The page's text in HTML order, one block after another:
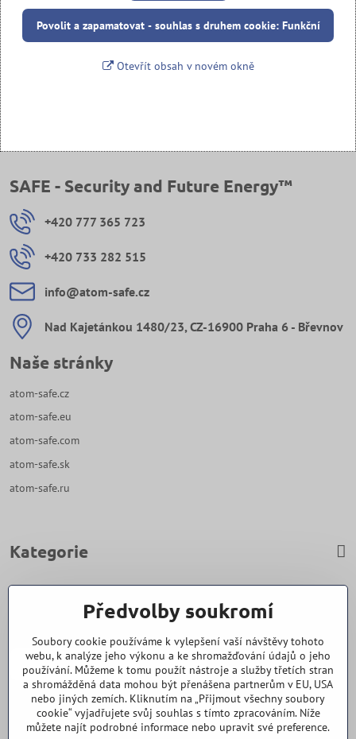
Povolit a zapamatovat - souhlas s druhem cookie: Funkční
Otevřít obsah v novém okně
SAFE - Security and Future Energy™
+420 777 365 723
+420 733 282 515
info​@atom-safe​.cz
Nad Kajetánkou 1480/23, CZ-16900 Praha 6 - Břevnov
Naše stránky
atom-safe.cz
atom-safe.eu
atom-safe.com
atom-safe.sk
atom-safe.ru
Kategorie
Zavoláme Vám zpět
Váš telefon
Odeslat
Předvolby soukromí
Soubory cookie používáme k vylepšení vaší návštěvy tohoto
webu, k analýze jeho výkonu a ke shromažďování údajů o jeho
používání. Můžeme k tomu použít nástroje a služby třetích stran
a shromážděná data mohou být přenášena partnerům v EU, USA
nebo jiných zemích. Kliknutím na „Přijmout všechny soubory
cookie“ vyjadřujete svůj souhlas s tímto zpracováním. Níže
můžete najít podrobné informace nebo upravit své preference.